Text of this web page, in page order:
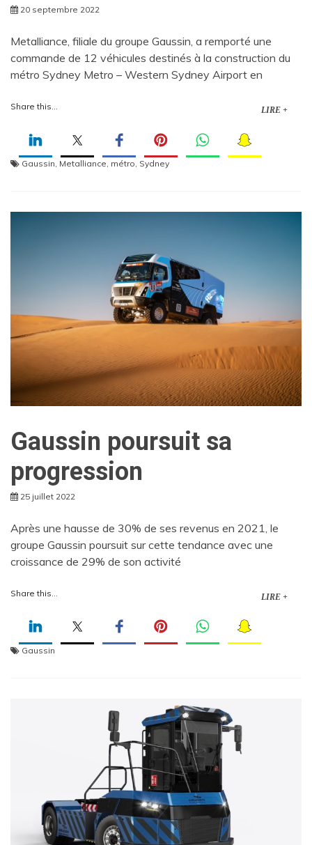
20 septembre 2022
Metalliance, filiale du groupe Gaussin, a remporté une
commande de 12 véhicules destinés à la construction du
métro Sydney Metro – Western Sydney Airport en
Share this... LIRE +
Gaussin, Metalliance, métro, Sydney
Gaussin poursuit sa
progression
25 juillet 2022
Après une hausse de 30% de ses revenus en 2021, le
groupe Gaussin poursuit sur cette tendance avec une
croissance de 29% de son activité
Share this... LIRE +
Gaussin